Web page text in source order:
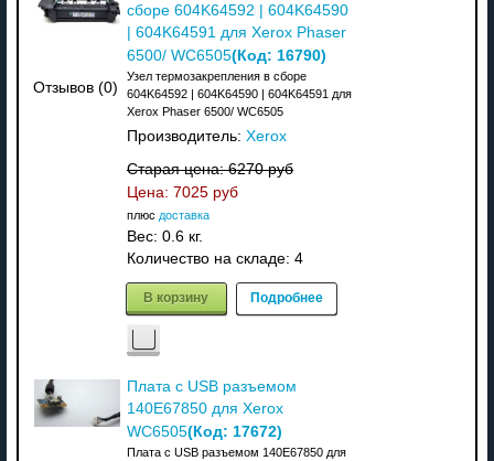
Отзывов (0)
сборе 604K64592 | 604K64590
| 604K64591 для Xerox Phaser
6500/ WC6505(Код: 16790)
Узел термозакрепления в сборе
604K64592 | 604K64590 | 604K64591 для
Xerox Phaser 6500/ WC6505
Производитель: Xerox
Старая цена:6270 руб
Цена: 7025 руб
плюс доставка
Вес: 0.6 кг.
Количество на складе: 4
В корзину Подробнее
Плата с USB разъемом
140E67850 для Xerox
WC6505(Код: 17672)
Плата с USB разъемом 140E67850 для